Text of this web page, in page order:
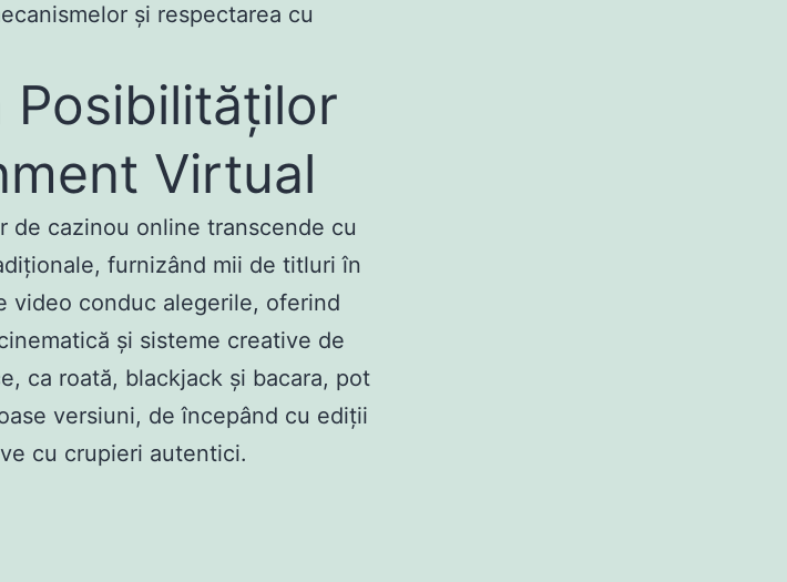
și respectarea cu
Posibilităților
Virtual
de cazinou online transcende cu
furnizând mii de titluri în
video conduc alegerile, oferind
și sisteme creative de
ca roată, blackjack și bacara, pot
versiuni, de începând cu ediții
cu crupieri autentici.